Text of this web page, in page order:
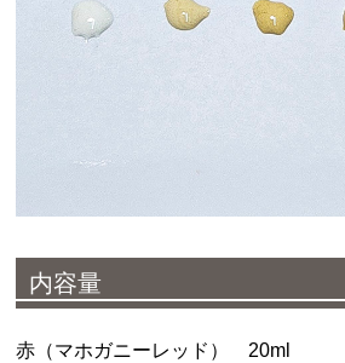
内容量
赤（マホガニーレッド） 20ml